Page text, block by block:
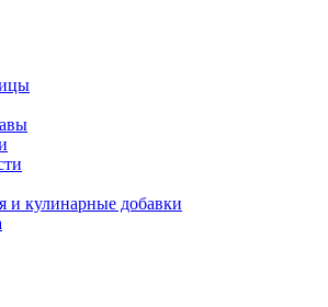
и кулинарные добавки